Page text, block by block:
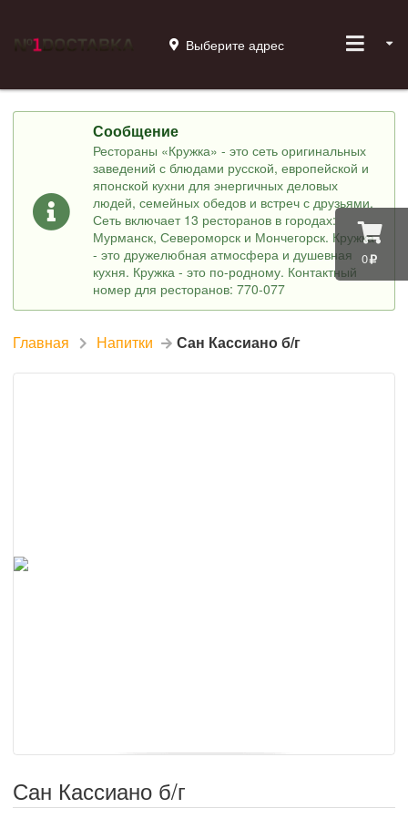
0
Выберите адрес
Сообщение
Рестораны «Кружка» - это сеть оригинальных
заведений с блюдами русской, европейской и
японской кухни для энергичных деловых
людей, семейных обедов и встреч с друзьями.
Сеть включает 13 ресторанов в городах:
Мурманск, Североморск и Мончегорск. Кружка
- это дружелюбная атмосфера и душевная
кухня. Кружка - это по-родному. Контактный
номер для ресторанов: 770-077
Главная Напитки Сан Кассиано б/г
Сан Кассиано б/г